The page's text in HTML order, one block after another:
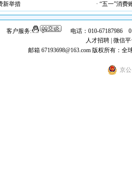
新举措
· “五一”消费
客户服务:
电话：010-67187986
人才招聘 微信
邮箱 67193698@163.com 版权所有：全
京公